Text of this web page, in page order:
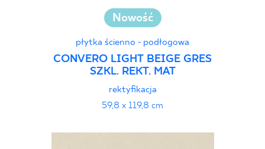
Nowość
płytka ścienno - podłogowa
CONVERO LIGHT BEIGE GRES
SZKL. REKT. MAT
rektyfikacja
59,8 x 119,8 cm